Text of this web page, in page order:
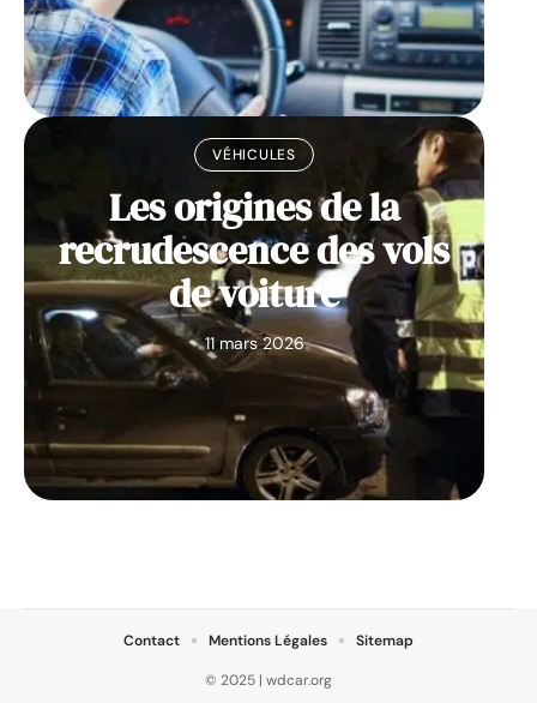
VÉHICULES
Les origines de la
recrudescence des vols
de voiture
11 mars 2026
© 2025 | wdcar.org
Contact Mentions Légales Sitemap